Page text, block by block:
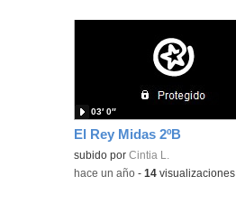
El Rey Midas 2ºB
Contenido educativo.
subido porCintia L.
03′ 0″
-hace un año -14 visualizaciones